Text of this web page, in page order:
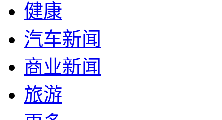
健康
汽车新闻
商业新闻
旅游